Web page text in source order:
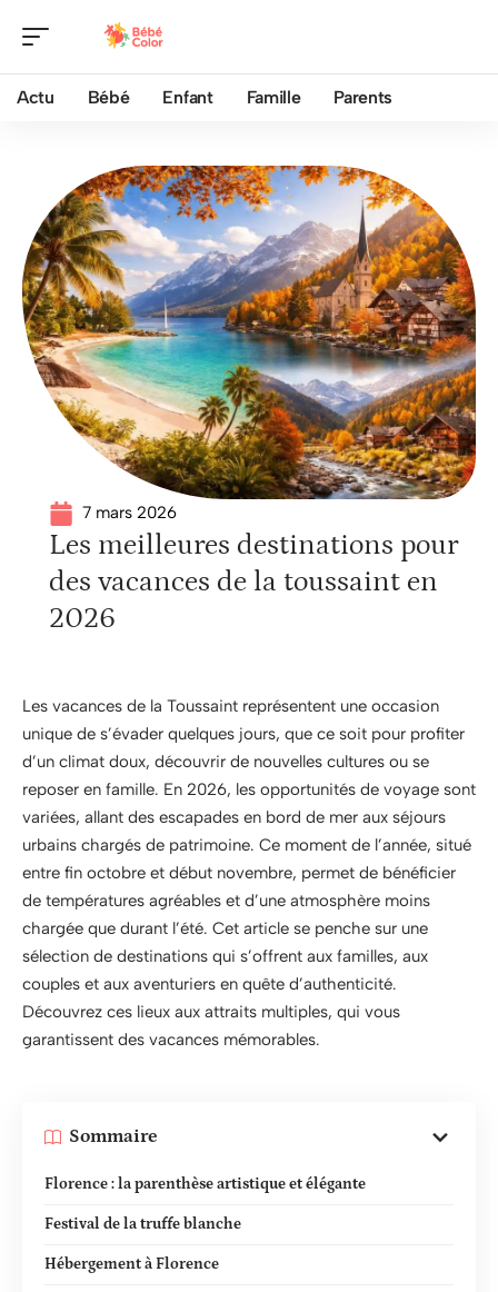
Actu Bébé Enfant Famille Parents
7 mars 2026
Les meilleures destinations pour
des vacances de la toussaint en
2026
Les vacances de la Toussaint représentent une occasion
unique de s’évader quelques jours, que ce soit pour profiter
d’un climat doux, découvrir de nouvelles cultures ou se
reposer en famille. En 2026, les opportunités de voyage sont
variées, allant des escapades en bord de mer aux séjours
urbains chargés de patrimoine. Ce moment de l’année, situé
entre fin octobre et début novembre, permet de bénéficier
de températures agréables et d’une atmosphère moins
chargée que durant l’été. Cet article se penche sur une
sélection de destinations qui s’offrent aux familles, aux
couples et aux aventuriers en quête d’authenticité.
Découvrez ces lieux aux attraits multiples, qui vous
garantissent des vacances mémorables.
Sommaire
Florence : la parenthèse artistique et élégante
Festival de la truffe blanche
Hébergement à Florence